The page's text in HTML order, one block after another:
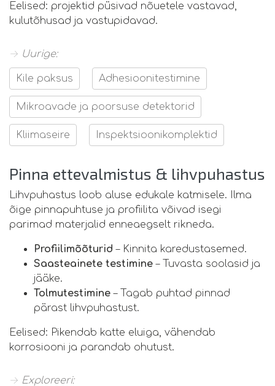
Eelised: projektid püsivad nõuetele vastavad,
kulutõhusad ja vastupidavad.
→ Uurige:
Kile paksus Adhesioonitestimine
Mikroavade ja poorsuse detektorid
Kliimaseire Inspektsioonikomplektid
Pinna ettevalmistus & lihvpuhastus
Lihvpuhastus loob aluse edukale katmisele. Ilma
õige pinnapuhtuse ja profiilita võivad isegi
parimad materjalid enneaegselt rikneda.
Profiilimõõturid – Kinnita karedustasemed.
Saasteainete testimine – Tuvasta soolasid ja
jääke.
Tolmutestimine – Tagab puhtad pinnad
pärast lihvpuhastust.
Eelised: Pikendab katte eluiga, vähendab
korrosiooni ja parandab ohutust.
→ Exploreeri: